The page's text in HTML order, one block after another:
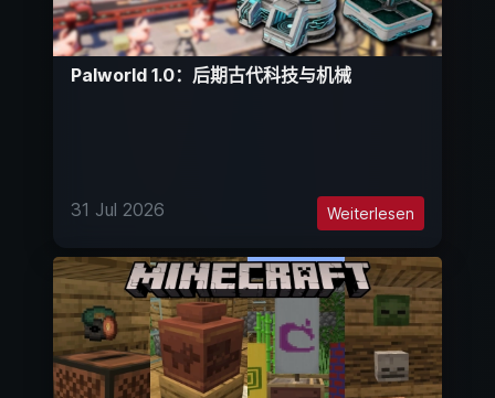
Palworld 1.0：后期古代科技与机械
31 Jul 2026 Weiterlesen